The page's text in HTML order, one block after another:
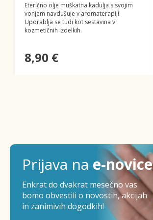
Eterično olje muškatna kadulja s svojim
vonjem navdušuje v aromaterapiji.
Uporablja se tudi kot sestavina v
kozmetičnih izdelkih.
8,90 €
Prijava na e-novice
Enkrat do dvakrat mesečno vas
bomo obvestili o novostih, akcijah
in zanimivih dogodkih!